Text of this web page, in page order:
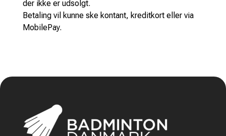
der ikke er udsolgt.
Betaling vil kunne ske kontant, kreditkort eller via
MobilePay.